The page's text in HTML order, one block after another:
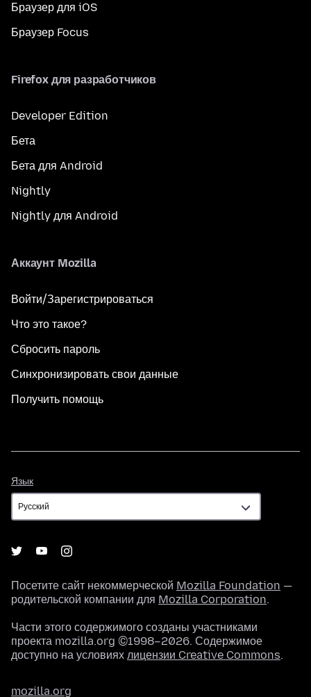
Браузер для iOS
Браузер Focus
Firefox для разработчиков
Developer Edition
Бета
Бета для Android
Nightly
Nightly для Android
Аккаунт Mozilla
Войти/Зарегистрироваться
Что это такое?
Сбросить пароль
Синхронизировать свои данные
Получить помощь
Язык
Посетите сайт некоммерческой Mozilla Foundation —
родительской компании для Mozilla Corporation.
Части этого содержимого созданы участниками
проекта mozilla.org ©1998–2026. Содержимое
доступно на условиях лицензии Creative Commons.
mozilla.org